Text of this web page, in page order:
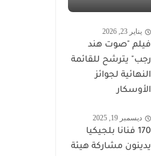
يناير 23, 2026
فيلم "صوت هند
رجب" يترشح للقائمة
النهائية لجوائز
الأوسكار
ديسمبر 19, 2025
170 فنانا بلجيكيا
يدينون مشاركة هيئة